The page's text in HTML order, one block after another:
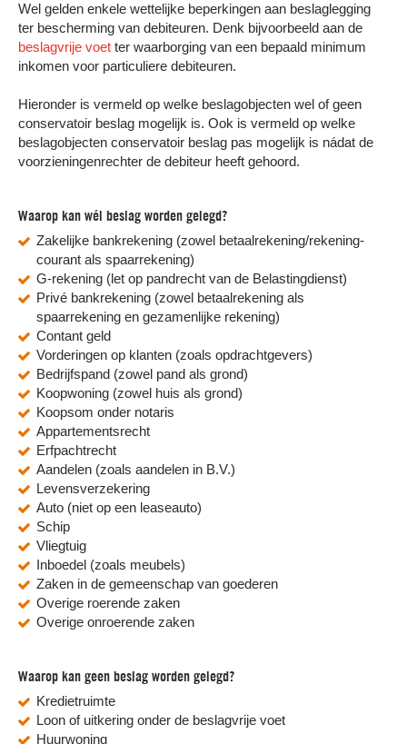
Wel gelden enkele wettelijke beperkingen aan beslaglegging
ter bescherming van debiteuren. Denk bijvoorbeeld aan de
beslagvrije voet ter waarborging van een bepaald minimum
inkomen voor particuliere debiteuren.
Hieronder is vermeld op welke beslagobjecten wel of geen
conservatoir beslag mogelijk is. Ook is vermeld op welke
beslagobjecten conservatoir beslag pas mogelijk is nádat de
voorzieningenrechter de debiteur heeft gehoord.
Waarop kan wél beslag worden gelegd?
Zakelijke bankrekening (zowel betaalrekening/rekening-
courant als spaarrekening)
G-rekening (let op pandrecht van de Belastingdienst)
Privé bankrekening (zowel betaalrekening als
spaarrekening en gezamenlijke rekening)
Contant geld
Vorderingen op klanten (zoals opdrachtgevers)
Bedrijfspand (zowel pand als grond)
Koopwoning (zowel huis als grond)
Koopsom onder notaris
Appartementsrecht
Erfpachtrecht
Aandelen (zoals aandelen in B.V.)
Levensverzekering
Auto (niet op een leaseauto)
Schip
Vliegtuig
Inboedel (zoals meubels)
Zaken in de gemeenschap van goederen
Overige roerende zaken
Overige onroerende zaken
Waarop kan geen beslag worden gelegd?
Kredietruimte
Loon of uitkering onder de beslagvrije voet
Huurwoning